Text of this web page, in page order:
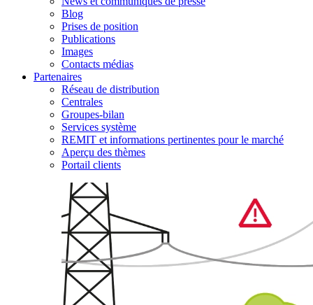
Blog
Prises de position
Publications
Images
Contacts médias
Partenaires
Réseau de distribution
Centrales
Groupes-bilan
Services système
REMIT et informations pertinentes pour le marché
Aperçu des thèmes
Portail clients